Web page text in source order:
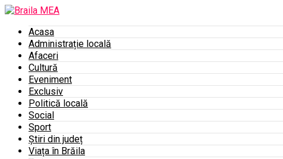
Acasa
Administrație locală
Afaceri
Cultură
Eveniment
Exclusiv
Politică locală
Social
Sport
Știri din județ
Viața în Brăila